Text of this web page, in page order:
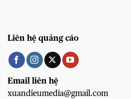
Liên hệ quảng cáo
Email liên hệ
xuandieumedia@gmail.com